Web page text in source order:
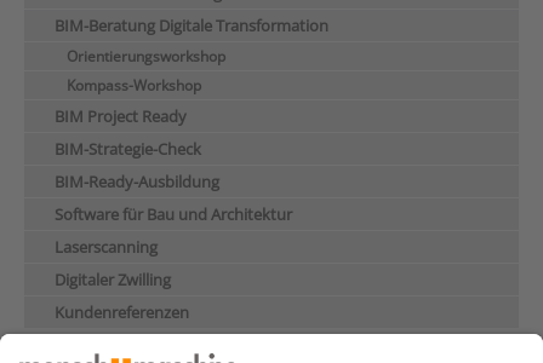
BIM-Beratung Digitale Transformation
Orientierungsworkshop
Kompass-Workshop
BIM Project Ready
BIM-Strategie-Check
BIM-Ready-Ausbildung
Software für Bau und Architektur
Laserscanning
Digitaler Zwilling
Kundenreferenzen